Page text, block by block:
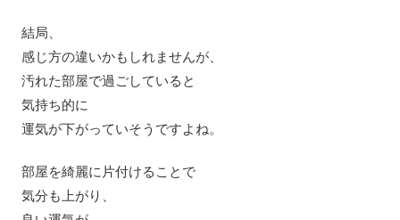
結局、
感じ方の違いかもしれませんが、
汚れた部屋で過ごしていると
気持ち的に
運気が下がっていそうですよね。
部屋を綺麗に片付けることで
気分も上がり、